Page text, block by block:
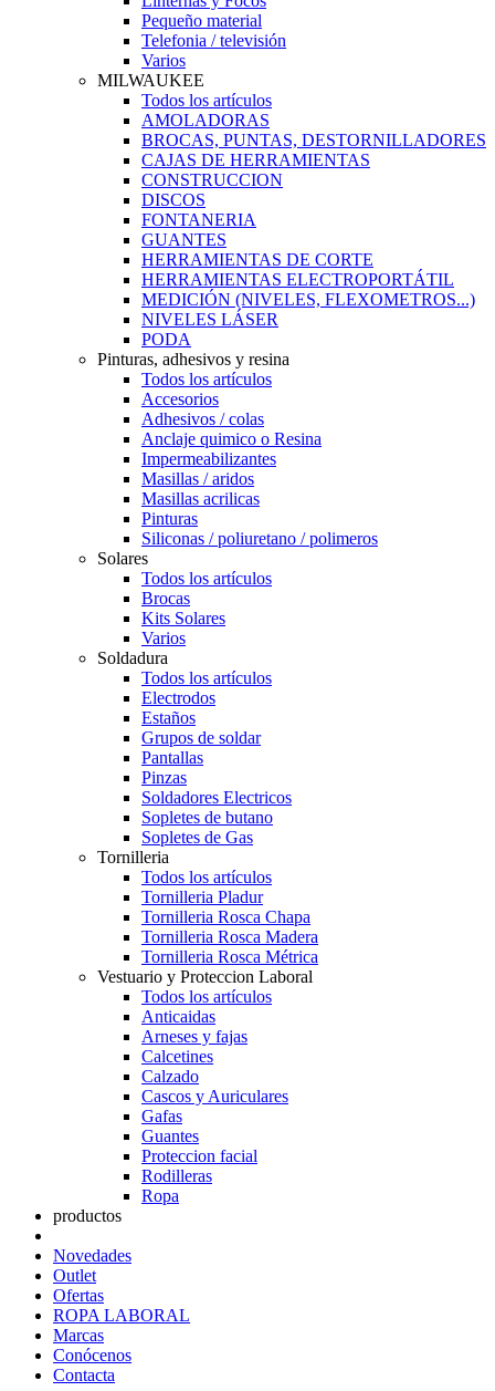
Pequeño material
Telefonia / televisión
Varios
MILWAUKEE
Todos los artículos
AMOLADORAS
BROCAS, PUNTAS, DESTORNILLADORES
CAJAS DE HERRAMIENTAS
CONSTRUCCION
DISCOS
FONTANERIA
GUANTES
HERRAMIENTAS DE CORTE
HERRAMIENTAS ELECTROPORTÁTIL
MEDICIÓN (NIVELES, FLEXOMETROS...)
NIVELES LÁSER
PODA
Pinturas, adhesivos y resina
Todos los artículos
Accesorios
Adhesivos / colas
Anclaje quimico o Resina
Impermeabilizantes
Masillas / aridos
Masillas acrilicas
Pinturas
Siliconas / poliuretano / polimeros
Solares
Todos los artículos
Brocas
Kits Solares
Varios
Soldadura
Todos los artículos
Electrodos
Estaños
Grupos de soldar
Pantallas
Pinzas
Soldadores Electricos
Sopletes de butano
Sopletes de Gas
Tornilleria
Todos los artículos
Tornilleria Pladur
Tornilleria Rosca Chapa
Tornilleria Rosca Madera
Tornilleria Rosca Métrica
Vestuario y Proteccion Laboral
Todos los artículos
Anticaidas
Arneses y fajas
Calcetines
Calzado
Cascos y Auriculares
Gafas
Guantes
Proteccion facial
Rodilleras
Ropa
productos
Novedades
Outlet
Ofertas
ROPA LABORAL
Marcas
Conócenos
Contacta